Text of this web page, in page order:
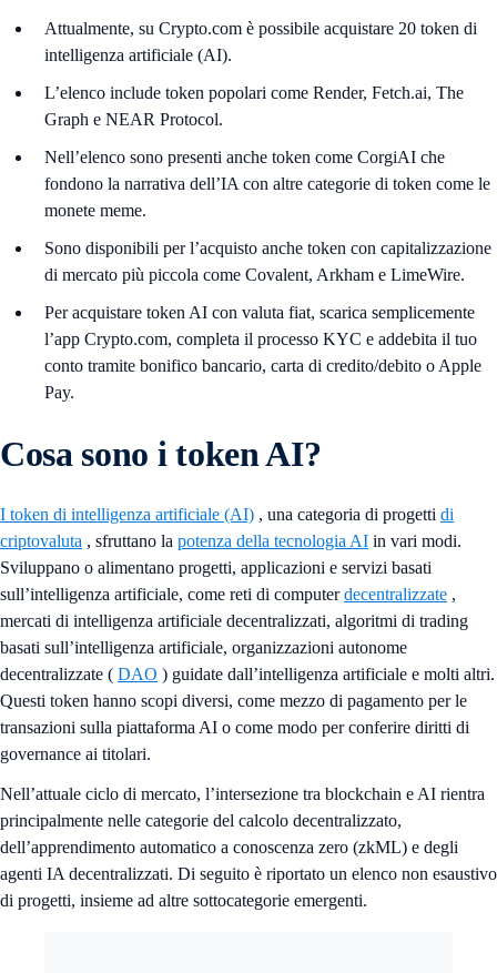
Attualmente, su Crypto.com è possibile acquistare 20 token di
intelligenza artificiale (AI).
L’elenco include token popolari come Render, Fetch.ai, The
Graph e NEAR Protocol.
Nell’elenco sono presenti anche token come CorgiAI che
fondono la narrativa dell’IA con altre categorie di token come le
monete meme.
Sono disponibili per l’acquisto anche token con capitalizzazione
di mercato più piccola come Covalent, Arkham e LimeWire.
Per acquistare token AI con valuta fiat, scarica semplicemente
l’app Crypto.com, completa il processo KYC e addebita il tuo
conto tramite bonifico bancario, carta di credito/debito o Apple
Pay.
Cosa sono i token AI?
I token di intelligenza artificiale (AI) , una categoria di progetti di
criptovaluta , sfruttano la potenza della tecnologia AI in vari modi.
Sviluppano o alimentano progetti, applicazioni e servizi basati
sull’intelligenza artificiale, come reti di computerdecentralizzate ,
mercati di intelligenza artificiale decentralizzati, algoritmi di trading
basati sull’intelligenza artificiale, organizzazioni autonome
decentralizzate ( DAO ) guidate dall’intelligenza artificiale e molti altri.
Questi token hanno scopi diversi, come mezzo di pagamento per le
transazioni sulla piattaforma AI o come modo per conferire diritti di
governance ai titolari.
Nell’attuale ciclo di mercato, l’intersezione tra blockchain e AI rientra
principalmente nelle categorie del calcolo decentralizzato,
dell’apprendimento automatico a conoscenza zero (zkML) e degli
agenti IA decentralizzati. Di seguito è riportato un elenco non esaustivo
di progetti, insieme ad altre sottocategorie emergenti.